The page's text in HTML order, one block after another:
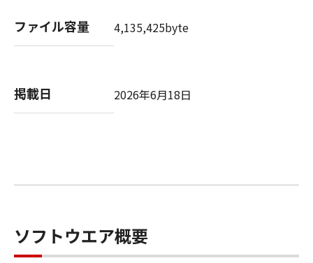
らの販売代理店および販売店、並びにキヤノン
のライセンサーは、お客様による許諾ソフトウ
いはサポートを行うことについて、いかなる責
任も負うものではありません。
状態で使用許諾されます。キヤノン、キヤノン
ェア」に関して、商品性および特定の目的への
適合性の保証を含め、いかなる保証も、明示た
ファイル容量 4,135,425byte
掲載日 2026年6月18日
ソフトウエア概要